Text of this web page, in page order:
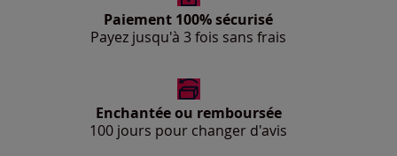
Paiement 100% sécurisé
Payez jusqu'à 3 fois sans frais
Enchantée ou remboursée
100 jours pour changer d'avis